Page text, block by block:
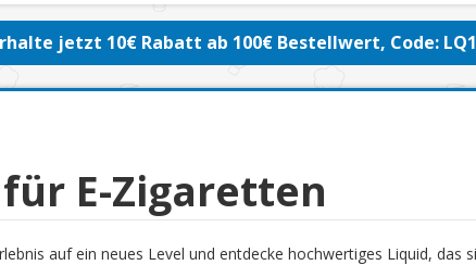
jetzt 10€ Rabatt ab 100€ Bestellwert, Code:
E-Zigaretten
auf ein neues Level und entdecke hochwertiges Liquid, das